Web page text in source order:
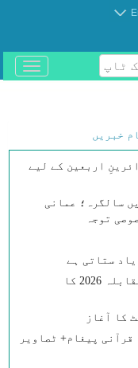
ٹاپ
باز
و
خبریں
اربعین کے لیے
سالگرہ؛ عمانی
توجہ
ستاتی ہے
سلطان قابوس بین الاقوامی قرآنی مقابلہ 2026 کا
کا آغاز
پیغام+ ٹصاویر